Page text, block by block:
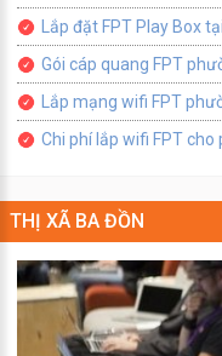
Lắp đặt FPT Play Box
Gói cáp quang FPT
Lắp mạng wifi FPT
Chi phí lắp wifi FPT
THỊ XÃ BA ĐỒN